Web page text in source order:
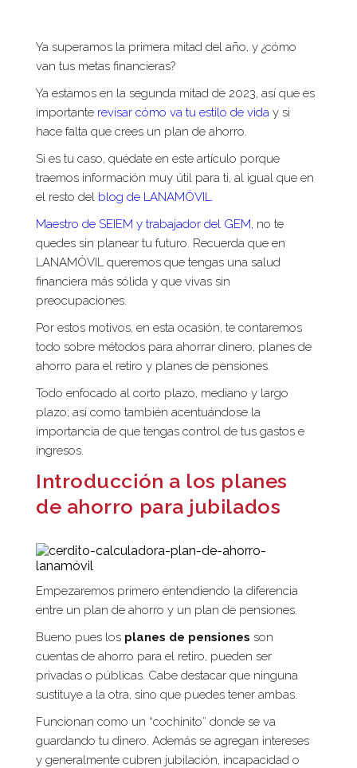
Ya superamos la primera mitad del año, y ¿cómo
van tus metas financieras?
Ya estamos en la segunda mitad de 2023, así que es
importante revisar cómo va tu estilo de vida y si
hace falta que crees un plan de ahorro.
Si es tu caso, quédate en este artículo porque
traemos información muy útil para ti, al igual que en
el resto del blog de LANAMÓVIL.
Maestro de SEIEM y trabajador del GEM, no te
quedes sin planear tu futuro. Recuerda que en
LANAMÓVIL queremos que tengas una salud
financiera más sólida y que vivas sin
preocupaciones.
Por estos motivos, en esta ocasión, te contaremos
todo sobre métodos para ahorrar dinero, planes de
ahorro para el retiro y planes de pensiones.
Todo enfocado al corto plazo, mediano y largo
plazo; así como también acentuándose la
importancia de que tengas control de tus gastos e
ingresos.
Introducción a los planes
de ahorro para jubilados
Empezaremos primero entendiendo la diferencia
entre un plan de ahorro y un plan de pensiones.
Bueno pues los planes de pensiones son
cuentas de ahorro para el retiro, pueden ser
privadas o públicas. Cabe destacar que ninguna
sustituye a la otra, sino que puedes tener ambas.
Funcionan como un “cochinito” donde se va
guardando tu dinero. Además se agregan intereses
y generalmente cubren jubilación, incapacidad o